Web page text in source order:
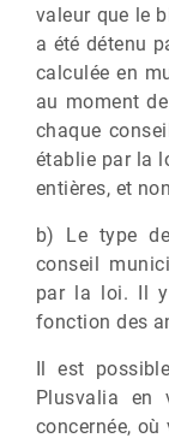
valeur que le
a été détenu
calculée en
au moment
chaque
établie par la
entières, et
b) Le type
conseil
par la loi. Il y
fonction des
Il est
Plusvalia
concernée,